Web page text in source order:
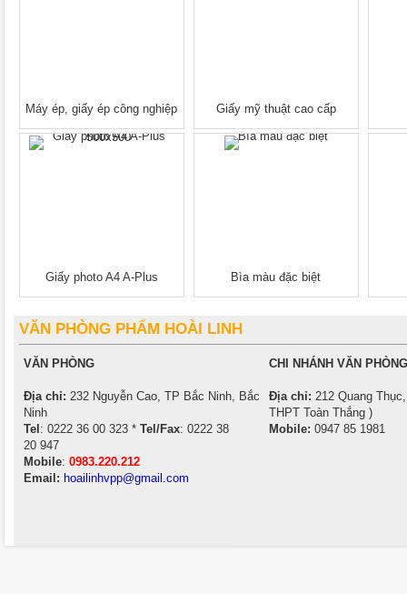
Máy ép, giấy ép công nghiệp
2015
Giấy mỹ thuật cao cấp
Giấy photo A4 A-Plus
500x500
Bìa màu đặc biệt
VĂN PHÒNG PHẨM HOÀI LINH
VĂN PHÒNG
Địa chỉ: 232 Nguyễn Cao, TP Bắc Ninh, Bắc
Ninh
Tel : 0222 36 00 323 * Tel/Fax: 0222 38
20 947
Mobile: 0983.220.212
Email: hoailinhvpp@gmail.com
CHI NHÁNH VĂN
Địa chỉ: 212 Quang
THPT Toàn Thắng )
Mobile: 0947 85 1981